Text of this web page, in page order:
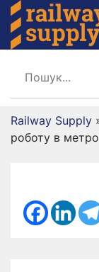
Railway Supply
роботу в